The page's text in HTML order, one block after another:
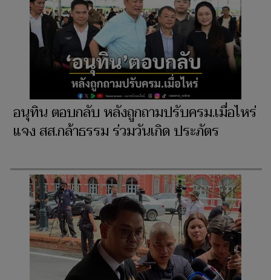
อนุทิน ตอบกลับ หลังถูกถามปรับครม.เมื่อไหร่
แจง สส.กล้าธรรม ร่วมวันเกิด ประภัตร